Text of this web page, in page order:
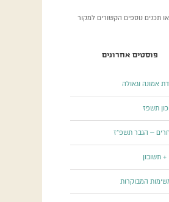
תכנים נוספים הקשורים למקור
פוסטים אחרונים
אמונה וגאולה
תשפז
– הגבר תשפ”ז
תשובון
המבוקרות